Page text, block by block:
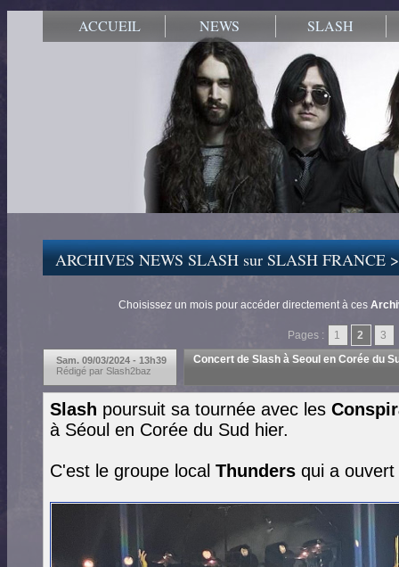
ACCUEIL NEWS SLASH
ARCHIVES NEWS SLASH sur SLASH FRANCE
Choisissez un mois pour accéder directement à ces
Pages : 1 2 3
Sam. 09/03/2024 - 13h39
Rédigé par Slash2baz
Concert de Slash à Seoul en Corée du
Slash poursuit sa tournée avec les
à Séoul en Corée du Sud hier.
C'est le groupe local Thunders qui a